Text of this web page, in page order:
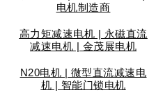
电机制造商
高力矩减速电机 | 永磁直流
减速电机 | 金茂展电机
N20电机 | 微型直流减速电
机 | 智能门锁电机